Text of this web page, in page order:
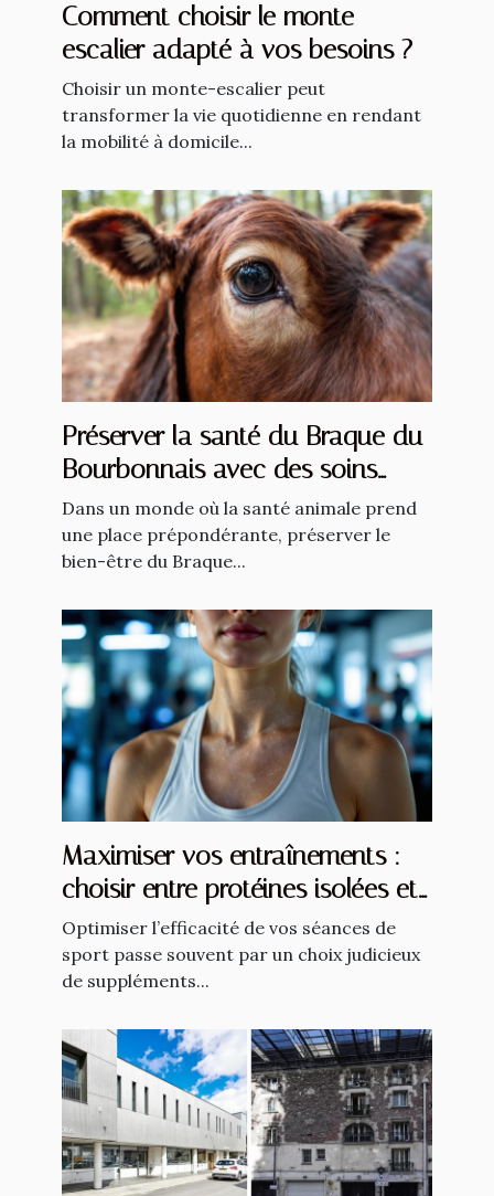
Comment choisir le monte-
escalier adapté à vos besoins ?
Choisir un monte-escalier peut
transformer la vie quotidienne en rendant
la mobilité à domicile...
Préserver la santé du Braque du
Bourbonnais avec des soins
naturels
Dans un monde où la santé animale prend
une place prépondérante, préserver le
bien-être du Braque...
Maximiser vos entraînements :
choisir entre protéines isolées et
hydrolysées
Optimiser l’efficacité de vos séances de
sport passe souvent par un choix judicieux
de suppléments...